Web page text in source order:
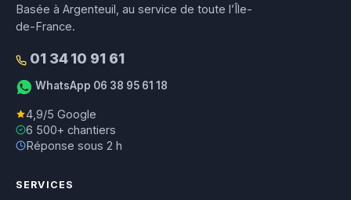
Basée à Argenteuil, au service de toute l’Île-
de-France.
01 34 10 91 61
WhatsApp 06 38 95 61 18
4,9/5 Google
6 500+ chantiers
Réponse sous 2 h
SERVICES